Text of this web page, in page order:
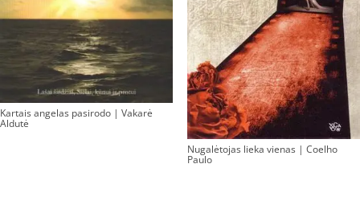
Kartais angelas pasirodo | Vakarė
Aldutė
Nugalėtojas lieka vienas | Coelho
Paulo